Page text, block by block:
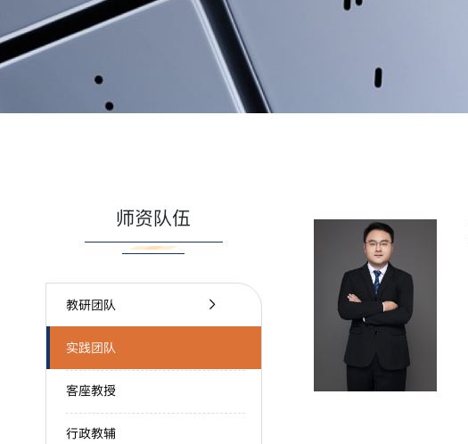
师资队伍
教研团队
实践团队
客座教授
行政教辅